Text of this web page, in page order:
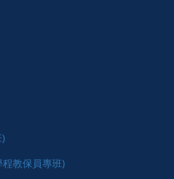
教保員專班)